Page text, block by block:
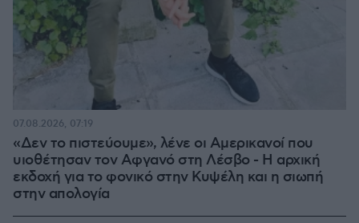
«Δεν το πιστεύουμε», λένε οι Αμερικανοί που
υιοθέτησαν τον Αφγανό στη Λέσβο - Η αρχική
εκδοχή για το φονικό στην Κυψέλη και η σιωπή
στην απολογία
07.08.2026, 07:19